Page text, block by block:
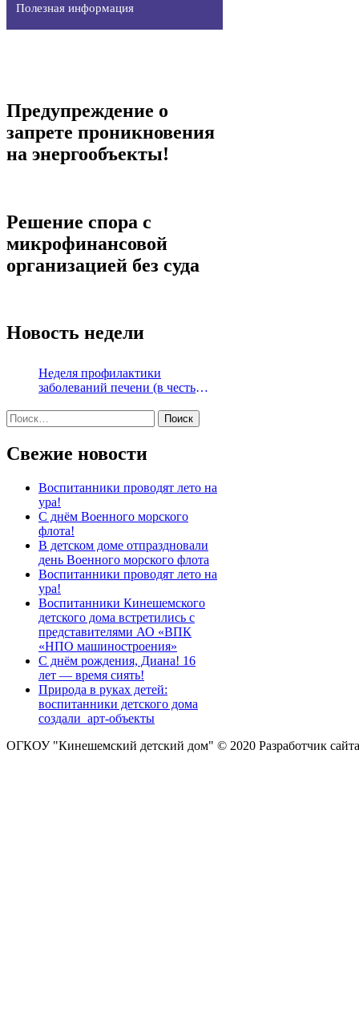
Полезная информация
Предупреждение о
запрете проникновения
на энергообъекты!
Решение спора с
микрофинансовой
организацией без суда
Новость недели
Неделя профилактики
заболеваний печени (в честь
Найти:
Свежие новости
Воспитанники проводят лето на
ура!
С днём Военного морского
флота!
В детском доме отпраздновали
день Военного морского флота
Воспитанники проводят лето на
ура!
Воспитанники Кинешемского
детского дома встретились с
представителями АО «ВПК
«НПО машиностроения»
С днём рождения, Диана! 16
лет — время сиять!
Природа в руках детей:
воспитанники детского дома
создали арт-объекты
ОГКОУ "Кинешемский детский дом" © 2020 Разработчик